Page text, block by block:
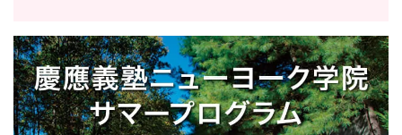
ぶ
こ
と